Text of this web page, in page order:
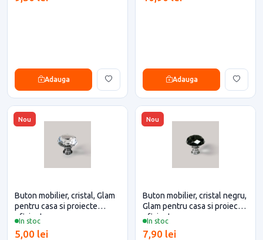
Adauga Adauga
Nou
In stoc
Buton mobilier, cristal, Glam
pentru casa si proiecte
eficiente
5,00 lei
Nou
In stoc
Buton mobilier, cristal negru,
Glam pentru casa si proiecte
eficiente
7,90 lei